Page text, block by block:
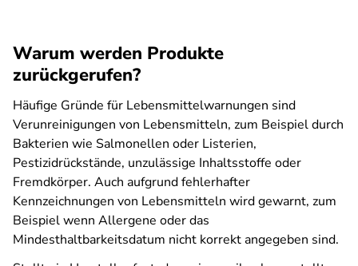
Warum werden Produkte
zurückgerufen?
Häufige Gründe für Lebensmittelwarnungen sind
Verunreinigungen von Lebensmitteln, zum Beispiel durch
Bakterien wie Salmonellen oder Listerien,
Pestizidrückstände, unzulässige Inhaltsstoffe oder
Fremdkörper. Auch aufgrund fehlerhafter
Kennzeichnungen von Lebensmitteln wird gewarnt, zum
Beispiel wenn Allergene oder das
Mindesthaltbarkeitsdatum nicht korrekt angegeben sind.